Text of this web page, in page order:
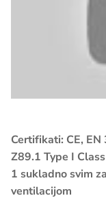
Certifikati: CE,
Z89.1 Type I
1 sukladno svim
ventilacijom